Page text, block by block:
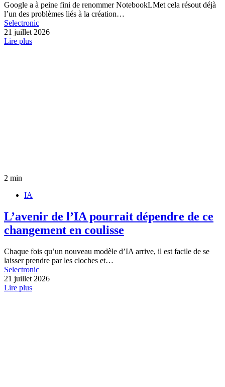
Google a à peine fini de renommer NotebookLMet cela résout déjà
l’un des problèmes liés à la création…
Selectronic
21 juillet 2026
Lire plus
2 min
IA
L’avenir de l’IA pourrait dépendre de ce
changement en coulisse
Chaque fois qu’un nouveau modèle d’IA arrive, il est facile de se
laisser prendre par les cloches et…
Selectronic
21 juillet 2026
Lire plus